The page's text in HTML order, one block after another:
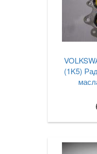
(1K5)